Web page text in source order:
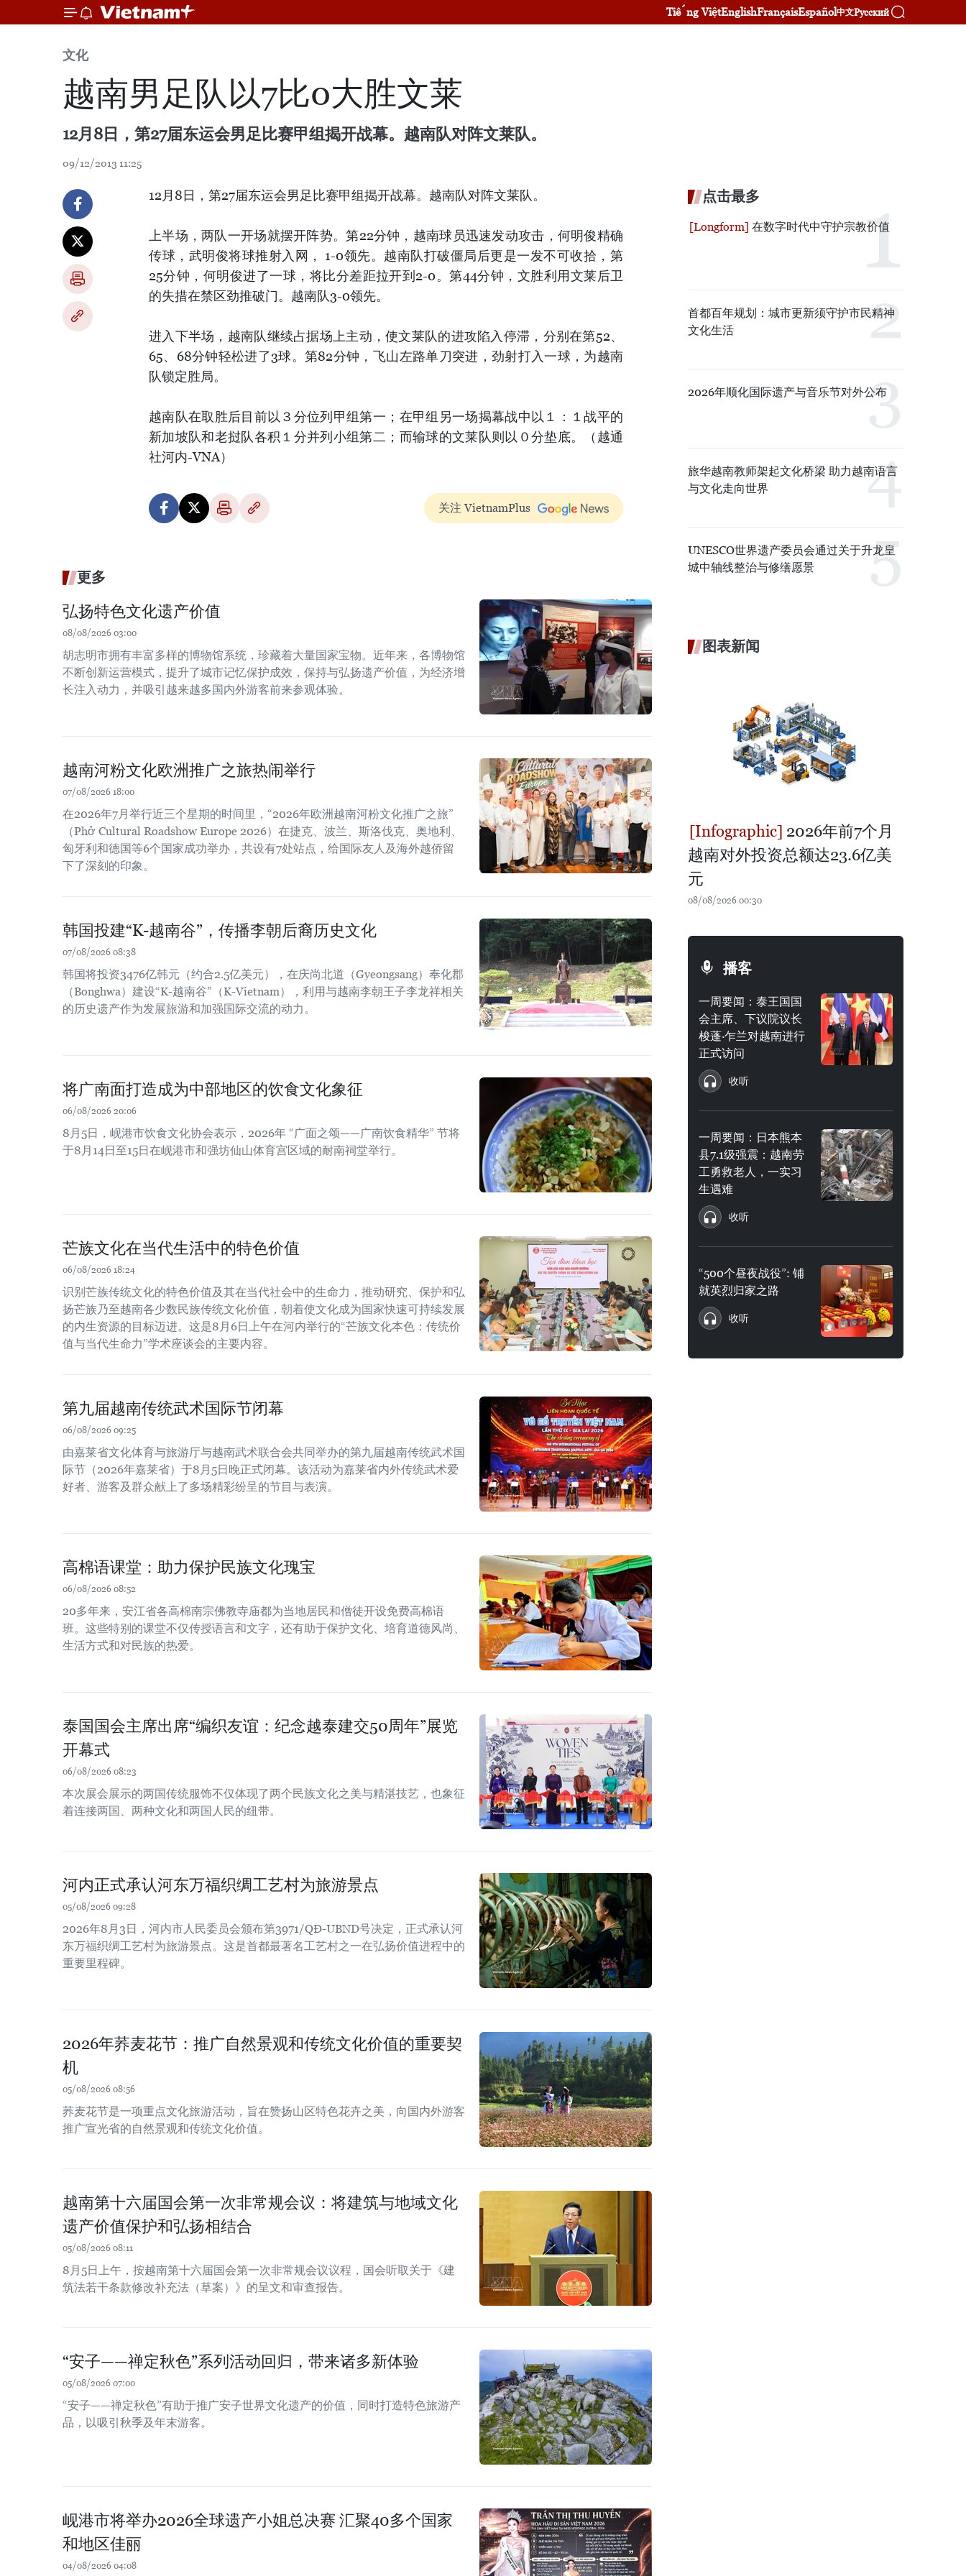
Tiếng ViệtEnglishFrançaisEspañol中文Русский
文化
越南男足队以7比0大胜文莱
12月8日，第27届东运会男足比赛甲组揭开战幕。越南队对阵文莱队。
09/12/2013 11:25
12月8日，第27届东运会男足比赛甲组揭开战幕。越南队对阵文莱队。
上半场，两队一开场就摆开阵势。第22分钟，越南球员迅速发动攻击，何明俊精确
传球，武明俊将球推射入网， 1-0领先。越南队打破僵局后更是一发不可收拾，第
25分钟，何明俊进了一球，将比分差距拉开到2-0。第44分钟，文胜利用文莱后卫
的失措在禁区劲推破门。越南队3-0领先。
进入下半场，越南队继续占据场上主动，使文莱队的进攻陷入停滞，分别在第52、
65、68分钟轻松进了3球。第82分钟，飞山左路单刀突进，劲射打入一球，为越南
队锁定胜局。
越南队在取胜后目前以３分位列甲组第一；在甲组另一场揭幕战中以１：１战平的
新加坡队和老挝队各积１分并列小组第二；而输球的文莱队则以０分垫底。（越通
社河内-VNA）
关注 VietnamPlus
更多
弘扬特色文化遗产价值
08/08/2026 03:00
胡志明市拥有丰富多样的博物馆系统，珍藏着大量国家宝物。近年来，各博物馆
不断创新运营模式，提升了城市记忆保护成效，保持与弘扬遗产价值，为经济增
长注入动力，并吸引越来越多国内外游客前来参观体验。
越南河粉文化欧洲推广之旅热闹举行
07/08/2026 18:00
在2026年7月举行近三个星期的时间里，“2026年欧洲越南河粉文化推广之旅”
（Phở Cultural Roadshow Europe 2026）在捷克、波兰、斯洛伐克、奥地利、
匈牙利和德国等6个国家成功举办，共设有7处站点，给国际友人及海外越侨留
下了深刻的印象。
韩国投建“K-越南谷”，传播李朝后裔历史文化
07/08/2026 08:38
韩国将投资3476亿韩元（约合2.5亿美元），在庆尚北道（Gyeongsang）奉化郡
（Bonghwa）建设“K-越南谷”（K-Vietnam），利用与越南李朝王子李龙祥相关
的历史遗产作为发展旅游和加强国际交流的动力。
将广南面打造成为中部地区的饮食文化象征
06/08/2026 20:06
8月5日，岘港市饮食文化协会表示，2026年 “广面之颂——广南饮食精华” 节将
于8月14日至15日在岘港市和强坊仙山体育宫区域的耐南祠堂举行。
芒族文化在当代生活中的特色价值
06/08/2026 18:24
识别芒族传统文化的特色价值及其在当代社会中的生命力，推动研究、保护和弘
扬芒族乃至越南各少数民族传统文化价值，朝着使文化成为国家快速可持续发展
的内生资源的目标迈进。这是8月6日上午在河内举行的“芒族文化本色：传统价
值与当代生命力”学术座谈会的主要内容。
第九届越南传统武术国际节闭幕
06/08/2026 09:25
由嘉莱省文化体育与旅游厅与越南武术联合会共同举办的第九届越南传统武术国
际节（2026年嘉莱省）于8月5日晚正式闭幕。该活动为嘉莱省内外传统武术爱
好者、游客及群众献上了多场精彩纷呈的节目与表演。
高棉语课堂：助力保护民族文化瑰宝
06/08/2026 08:52
20多年来，安江省各高棉南宗佛教寺庙都为当地居民和僧徒开设免费高棉语
班。这些特别的课堂不仅传授语言和文字，还有助于保护文化、培育道德风尚、
生活方式和对民族的热爱。
泰国国会主席出席“编织友谊：纪念越泰建交50周年”展览
开幕式
06/08/2026 08:23
本次展会展示的两国传统服饰不仅体现了两个民族文化之美与精湛技艺，也象征
着连接两国、两种文化和两国人民的纽带。
河内正式承认河东万福织绸工艺村为旅游景点
05/08/2026 09:28
2026年8月3日，河内市人民委员会颁布第3971/QĐ-UBND号决定，正式承认河
东万福织绸工艺村为旅游景点。这是首都最著名工艺村之一在弘扬价值进程中的
重要里程碑。
2026年荞麦花节：推广自然景观和传统文化价值的重要契
机
05/08/2026 08:56
荞麦花节是一项重点文化旅游活动，旨在赞扬山区特色花卉之美，向国内外游客
推广宣光省的自然景观和传统文化价值。
越南第十六届国会第一次非常规会议：将建筑与地域文化
遗产价值保护和弘扬相结合
05/08/2026 08:11
8月5日上午，按越南第十六届国会第一次非常规会议议程，国会听取关于《建
筑法若干条款修改补充法（草案）》的呈文和审查报告。
“安子——禅定秋色”系列活动回归，带来诸多新体验
05/08/2026 07:00
“安子——禅定秋色”有助于推广安子世界文化遗产的价值，同时打造特色旅游产
品，以吸引秋季及年末游客。
岘港市将举办2026全球遗产小姐总决赛 汇聚40多个国家
和地区佳丽
04/08/2026 04:08
点击最多
在数字时代中守护宗教价值
首都百年规划：城市更新须守护市民精神
文化生活
2026年顺化国际遗产与音乐节对外公布
旅华越南教师架起文化桥梁 助力越南语言
与文化走向世界
UNESCO世界遗产委员会通过关于升龙皇
城中轴线整治与修缮愿景
图表新闻
2026年前7个月
越南对外投资总额达23.6亿美
元
08/08/2026 00:30
播客
一周要闻：泰王国国
会主席、下议院议长
梭蓬·乍兰对越南进行
正式访问
收听
一周要闻：日本熊本
县7.1级强震：越南劳
工勇救老人，一实习
生遇难
收听
“500个昼夜战役”: 铺
就英烈归家之路
收听